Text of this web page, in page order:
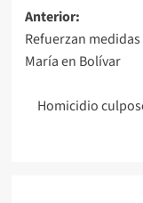
Navegación
de
entradas
Anterior:
Refuerzan
María en Bolívar
Homicidio